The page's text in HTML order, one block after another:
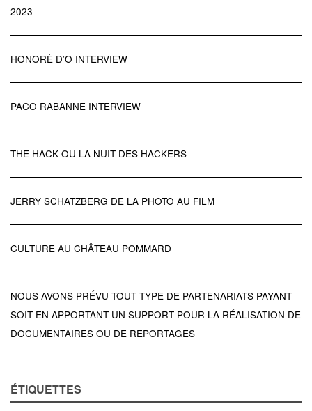
2023
HONORÈ D’O INTERVIEW
PACO RABANNE INTERVIEW
THE HACK OU LA NUIT DES HACKERS
JERRY SCHATZBERG DE LA PHOTO AU FILM
CULTURE AU CHÂTEAU POMMARD
NOUS AVONS PRÉVU TOUT TYPE DE PARTENARIATS PAYANT
SOIT EN APPORTANT UN SUPPORT POUR LA RÉALISATION DE
DOCUMENTAIRES OU DE REPORTAGES
ÉTIQUETTES